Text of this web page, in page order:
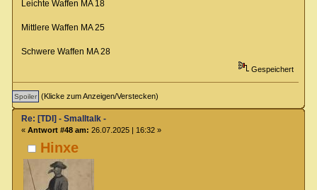
Leichte Waffen MA 18
Mittlere Waffen MA 25
Schwere Waffen MA 28
Gespeichert
(Klicke zum Anzeigen/Verstecken)
Hinxe
Re: [TDI] - Smalltalk -
« Antwort #48 am: 26.07.2025 | 16:32 »